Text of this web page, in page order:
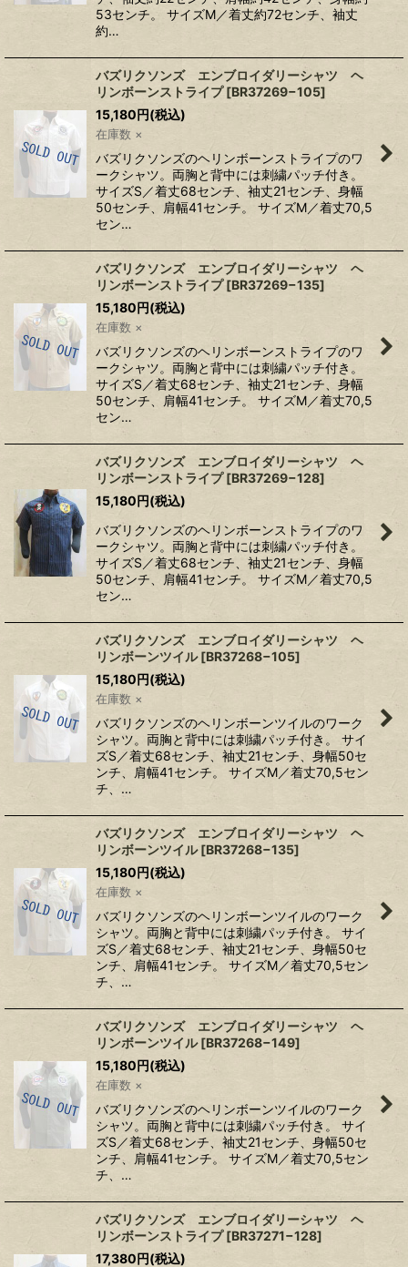
53センチ。 サイズM／着丈約72センチ、袖丈
約…
バズリクソンズ エンブロイダリーシャツ ヘ
リンボーンストライプ [BR37269−105]
15,180円(税込)
在庫数 ×
バズリクソンズのヘリンボーンストライプのワ
ークシャツ。両胸と背中には刺繍パッチ付き。
サイズS／着丈68センチ、袖丈21センチ、身幅
50センチ、肩幅41センチ。 サイズM／着丈70,5
セン…
バズリクソンズ エンブロイダリーシャツ ヘ
リンボーンストライプ [BR37269−135]
15,180円(税込)
在庫数 ×
バズリクソンズのヘリンボーンストライプのワ
ークシャツ。両胸と背中には刺繍パッチ付き。
サイズS／着丈68センチ、袖丈21センチ、身幅
50センチ、肩幅41センチ。 サイズM／着丈70,5
セン…
バズリクソンズ エンブロイダリーシャツ ヘ
リンボーンストライプ [BR37269−128]
15,180円(税込)
バズリクソンズのヘリンボーンストライプのワ
ークシャツ。両胸と背中には刺繍パッチ付き。
サイズS／着丈68センチ、袖丈21センチ、身幅
50センチ、肩幅41センチ。 サイズM／着丈70,5
セン…
バズリクソンズ エンブロイダリーシャツ ヘ
リンボーンツイル [BR37268−105]
15,180円(税込)
在庫数 ×
バズリクソンズのヘリンボーンツイルのワーク
シャツ。両胸と背中には刺繍パッチ付き。 サイ
ズS／着丈68センチ、袖丈21センチ、身幅50セ
ンチ、肩幅41センチ。 サイズM／着丈70,5セン
チ、…
バズリクソンズ エンブロイダリーシャツ ヘ
リンボーンツイル [BR37268−135]
15,180円(税込)
在庫数 ×
バズリクソンズのヘリンボーンツイルのワーク
シャツ。両胸と背中には刺繍パッチ付き。 サイ
ズS／着丈68センチ、袖丈21センチ、身幅50セ
ンチ、肩幅41センチ。 サイズM／着丈70,5セン
チ、…
バズリクソンズ エンブロイダリーシャツ ヘ
リンボーンツイル [BR37268−149]
15,180円(税込)
在庫数 ×
バズリクソンズのヘリンボーンツイルのワーク
シャツ。両胸と背中には刺繍パッチ付き。 サイ
ズS／着丈68センチ、袖丈21センチ、身幅50セ
ンチ、肩幅41センチ。 サイズM／着丈70,5セン
チ、…
バズリクソンズ エンブロイダリーシャツ ヘ
リンボーンストライプ [BR37271−128]
17,380円(税込)